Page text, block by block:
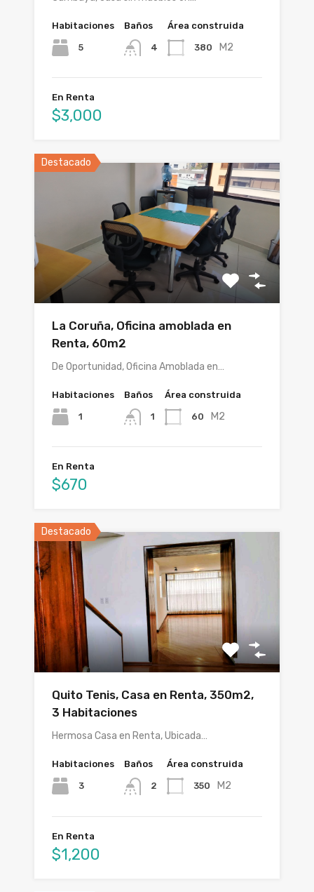
Habitaciones
5
Baños
4
Área construida
380 M2
En Renta
$3,000
Destacado
La Coruña, Oficina amoblada en
Renta, 60m2
De Oportunidad, Oficina Amoblada en…
Habitaciones
1
Baños
1
Área construida
60 M2
En Renta
$670
Destacado
Quito Tenis, Casa en Renta, 350m2,
3 Habitaciones
Hermosa Casa en Renta, Ubicada…
Habitaciones
3
Baños
2
Área construida
350 M2
En Renta
$1,200